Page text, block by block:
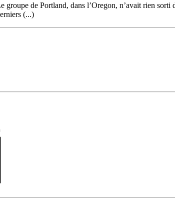
de Portland, dans l’Oregon, n’avait rien
(...)